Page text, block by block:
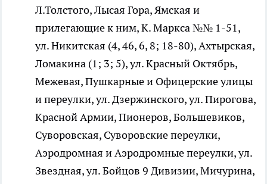
Л.Толстого, Лысая Гора, Ямская и
прилегающие к ним, К. Маркса №№ 1-51,
ул. Никитская (4, 46, 6, 8; 18-80), Ахтырская,
Ломакина (1; 3; 5), ул. Красный Октябрь,
Межевая, Пушкарные и Офицерские улицы
и переулки, ул. Дзержинского, ул. Пирогова,
Красной Армии, Пионеров, Большевиков,
Суворовская, Суворовские переулки,
Аэродромная и Аэродромные переулки, ул.
Звездная, ул. Бойцов 9 Дивизии, Мичурина,